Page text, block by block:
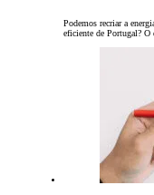
Podemos recriar a
eficiente de Portugal? O